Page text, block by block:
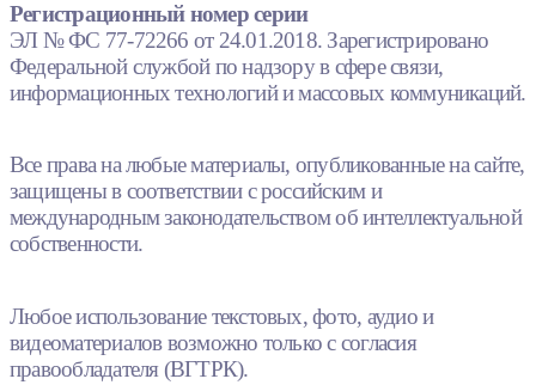
Регистрационный номер серии
ЭЛ № ФС 77-72266 от 24.01.2018. Зарегистрировано
Федеральной службой по надзору в сфере связи,
информационных технологий и массовых коммуникаций.
Все права на любые материалы, опубликованные на сайте,
защищены в соответствии с российским и
международным законодательством об интеллектуальной
собственности.
Любое использование текстовых, фото, аудио и
видеоматериалов возможно только с согласия
правообладателя (ВГТРК).